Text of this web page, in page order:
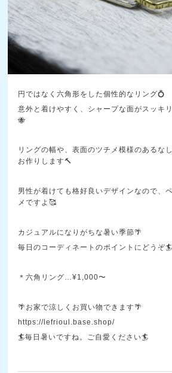
円ではなく六角形をした個性的なリング💍
意外と着けやすく、シャープな面がスッキ
🐝
リングの幅や、表面のツチメ模様のあるな
お作りします🔨
男性が着けても格好良いデザインなので、
メですよ🥰
カジュアルになりがちな暑い季節🌴
毎日のコーディネートのポイントにどうぞ🏄
＊六角リング…¥1,000〜
🌴お家で涼しくお買い物できます🌴
https://lefrioul.base.shop/
🏄毎日暑いですね。ご自愛ください🏄